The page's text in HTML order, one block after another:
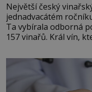
Největší český
jednadvacátém
Ta vybírala odborná
157 vinařů. Král